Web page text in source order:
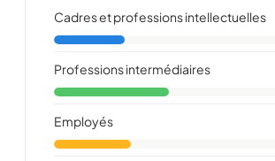
Cadres et professions intellectuelles
Professions intermédiaires
Employés